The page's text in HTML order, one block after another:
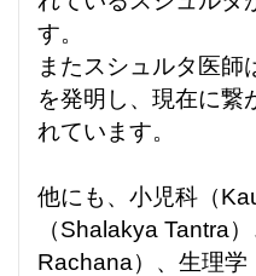
す。
またスシュルタ医
を発明し、現在に繋
れています。
他にも、小児科（
（Shalakya Tantra
Rachana）、生理学